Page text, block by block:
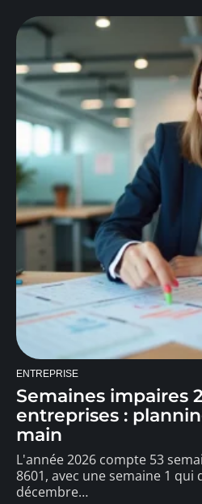
ENTREPRISE
Semaines impaires
entreprises :
main
L'année 2026 compte 53
8601, avec une semaine 1 qui
décembre…